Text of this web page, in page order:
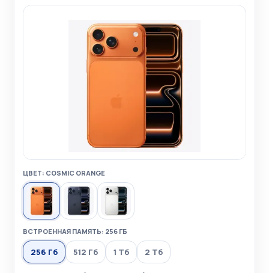
ЦВЕТ: COSMIC ORANGE
ВСТРОЕННАЯ ПАМЯТЬ: 256 ГБ
256 Гб 512 Гб 1 Тб 2 Тб